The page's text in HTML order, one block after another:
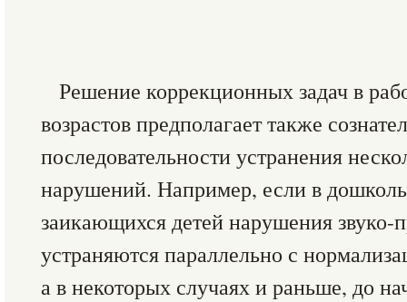
Решение коррекционных задач в
возрастов предполагает также
последовательности устранения
нарушений. Например, если в
заикающихся детей нарушения звуко-
устраняются параллельно с
а в некоторых случаях и раньше, до